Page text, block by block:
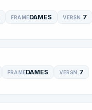
FRAMEDAMES VERSN. 7
FRAMEDAMES VERSN. 7